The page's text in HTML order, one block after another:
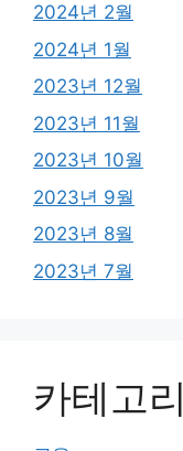
2024년 2월
2024년 1월
2023년 12월
2023년 11월
2023년 10월
2023년 9월
2023년 8월
2023년 7월
카테고리